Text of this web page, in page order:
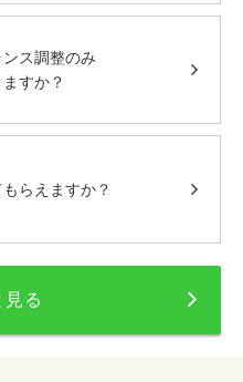
ス調整のみ
すか？
らえますか？
見る